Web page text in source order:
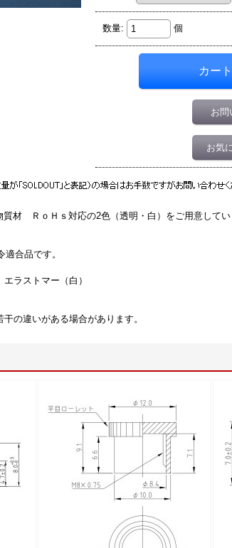
数量: 個
お問
お気
質材 ＲｏＨｓ対応の2色（透明・白）をご用意して
適合品です。
ラストマー（白）
の違いがある場合があります。